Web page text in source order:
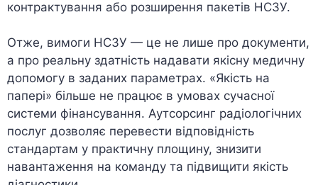
контрактування або розширення пакетів НСЗУ.
Отже, вимоги НСЗУ — це не лише про документи,
а про реальну здатність надавати якісну медичну
допомогу в заданих параметрах. «Якість на
папері» більше не працює в умовах сучасної
системи фінансування. Аутсорсинг радіологічних
послуг дозволяє перевести відповідність
стандартам у практичну площину, знизити
навантаження на команду та підвищити якість